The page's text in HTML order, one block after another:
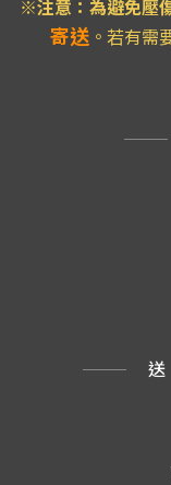
※注意：為避免壓
寄送 。若有需